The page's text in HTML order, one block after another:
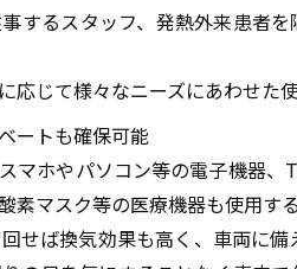
するスタッフ、発熱外来患者
じて様々なニーズにあわせた使
ートも確保可能
マホやパソコン等の電子機器、
マスク等の医療機器も使用す
せば換気効果も高く、車両に